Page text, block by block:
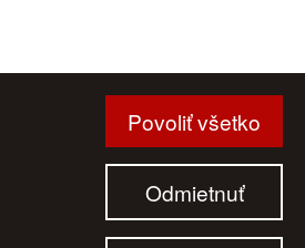
Povoliť všetko
Odmietnuť